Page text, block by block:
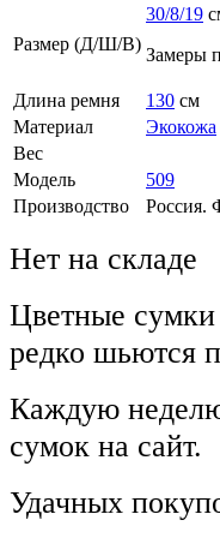
Размер (Д/Ш/В)
30/8/19
Замеры
Длина ремня 130 см
Материал
Экокожа
Вес
Модель
509
Производство
Россия.
Нет на складе
Цветные
редко шьются
Каждую
сумок на сайт.
Удачных